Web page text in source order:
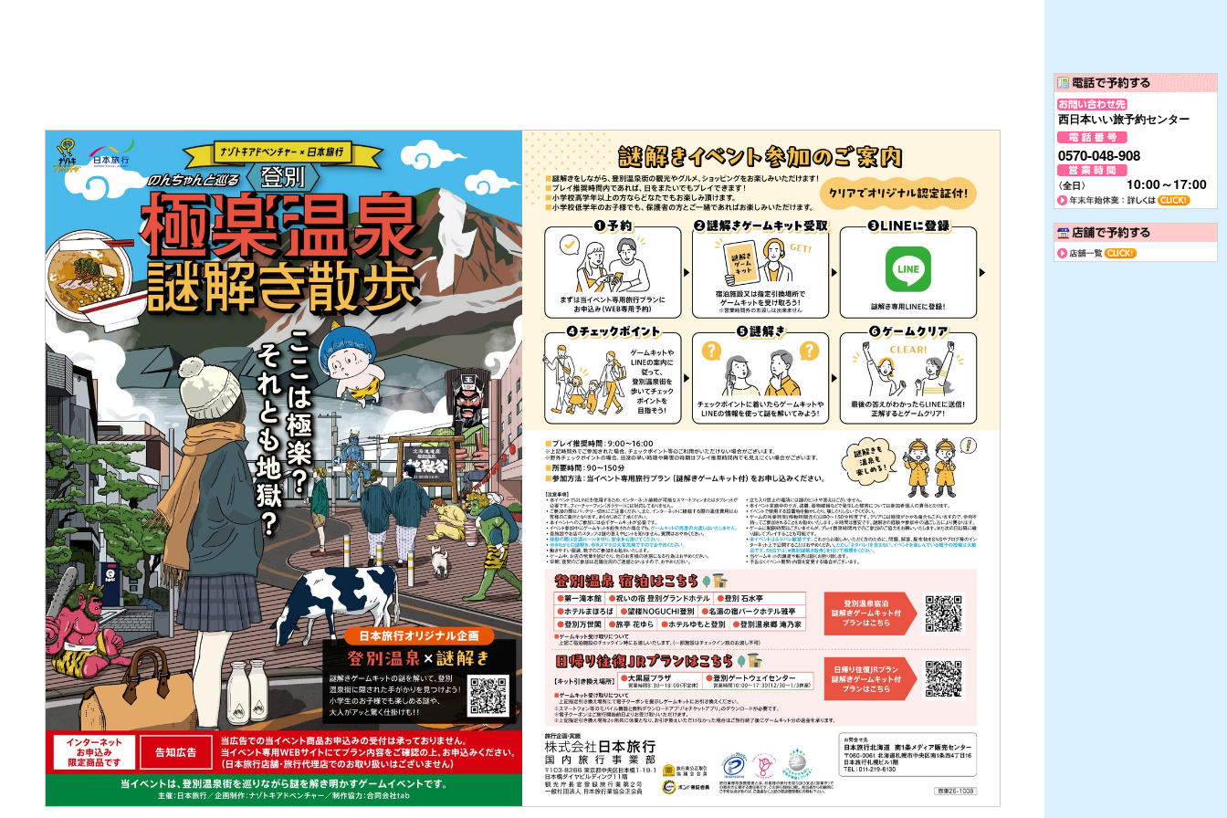
西日本いい旅予約センター
0570-048-908
〈全日〉 10:00～17:00